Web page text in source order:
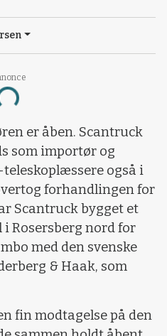
Loading... er åben. Scantruck
som importør og
også i
forhandlingen for
Scantruck bygget et
Rosersberg nord for
med den svenske
& Haak, som
fin modtagelse på den